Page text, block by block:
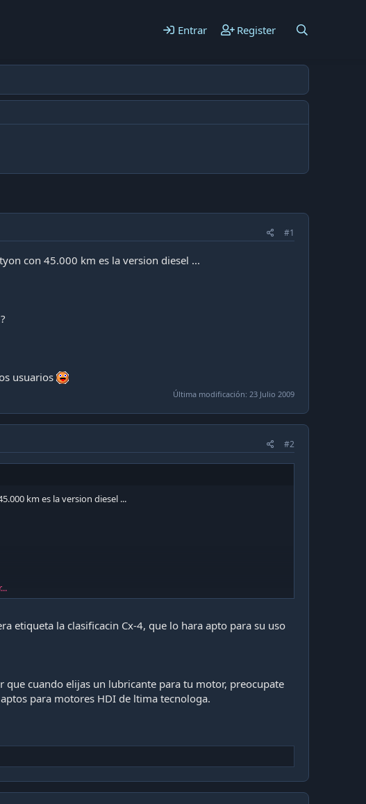
Entrar Register
#1
con 45.000 km es la version diesel ...
usuarios
Última modificación: 23 Julio 2009
#2
km es la version diesel ...
etiqueta la clasificacin Cx-4, que lo hara apto para su uso
cuando elijas un lubricante para tu motor, preocupate
para motores HDI de ltima tecnologa.